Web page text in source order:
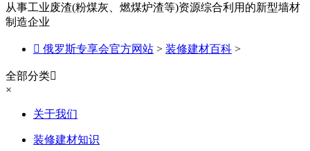
从事工业废渣(粉煤灰、燃煤炉渣等)资源综合利用的新型墙材
制造企业
 俄罗斯专享会官方网站 > 装修建材百科 >
全部分类
×
关于我们
装修建材知识